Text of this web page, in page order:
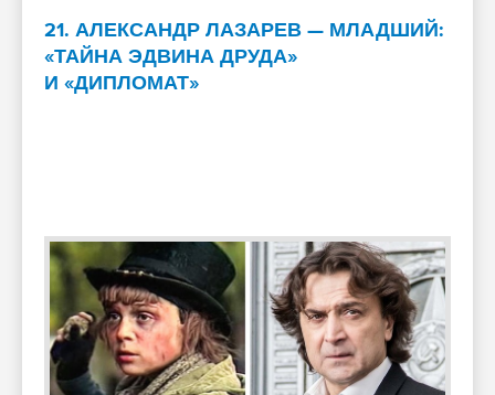
21. АЛЕКСАНДР ЛАЗАРЕВ — МЛАДШИЙ:
«ТАЙНА ЭДВИНА ДРУДА»
И «ДИПЛОМАТ»